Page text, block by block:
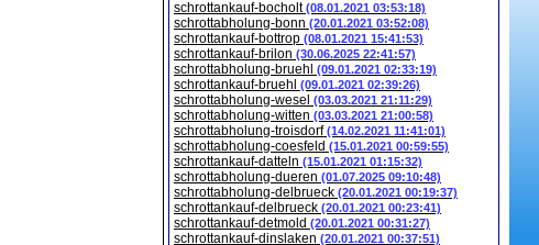
schrottankauf-bocholt(08.01.2021 03:53:18)
schrottabholung-bonn (20.01.2021 03:52:08)
schrottankauf-bottrop (08.01.2021 15:41:53)
schrottankauf-brilon (30.06.2025 22:41:57)
schrottabholung-bruehl (09.01.2021 02:33:19)
schrottankauf-bruehl (09.01.2021 02:39:26)
schrottabholung-wesel (03.03.2021 21:11:29)
schrottabholung-witten (03.03.2021 21:00:58)
schrottabholung-troisdorf(14.02.2021 11:41:01)
schrottabholung-coesfeld (15.01.2021 00:59:55)
schrottankauf-datteln (15.01.2021 01:15:32)
schrottabholung-dueren (01.07.2025 09:10:48)
schrottabholung-delbrueck (20.01.2021 00:19:37)
schrottankauf-delbrueck (20.01.2021 00:23:41)
schrottankauf-detmold (20.01.2021 00:31:27)
schrottankauf-dinslaken (20.01.2021 00:37:51)